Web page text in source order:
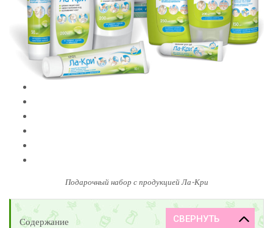
Подарочный набор с продукцией Ла-Кри
Содержание